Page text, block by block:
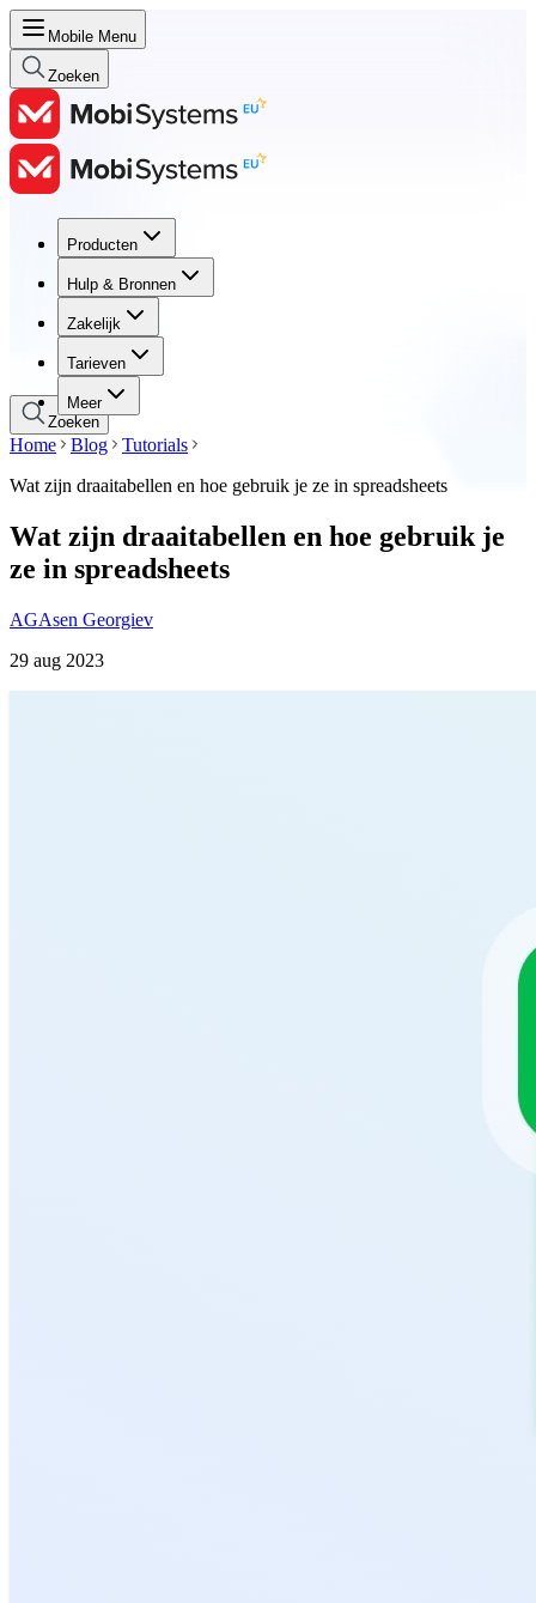
Mobile Menu
Zoeken
Producten
Hulp & Bronnen
Zakelijk
Tarieven
Meer
Producten
Hulp & Bronnen
Zakelijk
Tarieven
Zoeken
Home Blog
Tutorials
Wat zijn draaitabellen en hoe gebruik je ze in spreadsheets
Wat zijn draaitabellen en hoe gebruik je
ze in spreadsheets
AGAsen Georgiev
29 aug 2023